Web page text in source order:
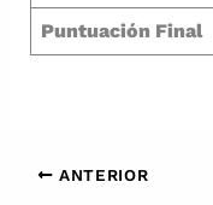
Puntuación Final
ANTERIOR